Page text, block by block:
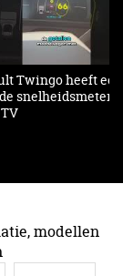
Twingo heeft een
snelheidsmeter! -
modellen